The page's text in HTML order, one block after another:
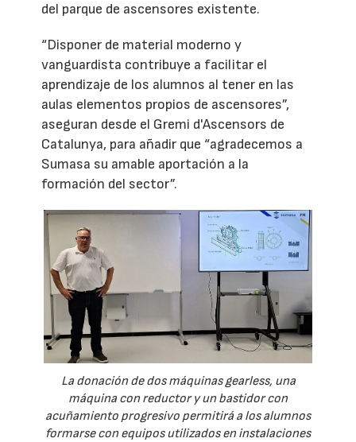
del parque de ascensores existente.
“Disponer de material moderno y
vanguardista contribuye a facilitar el
aprendizaje de los alumnos al tener en las
aulas elementos propios de ascensores”,
aseguran desde el Gremi d'Ascensors de
Catalunya, para añadir que “agradecemos a
Sumasa su amable aportación a la
formación del sector”.
La donación de dos máquinas gearless, una
máquina con reductor y un bastidor con
acuñamiento progresivo permitirá a los alumnos
formarse con equipos utilizados en instalaciones